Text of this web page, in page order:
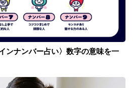
ンナンバー占い〉数字の意味を一